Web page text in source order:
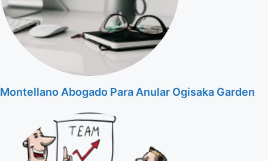
Montellano Abogado Para Anular Ogisaka Garden